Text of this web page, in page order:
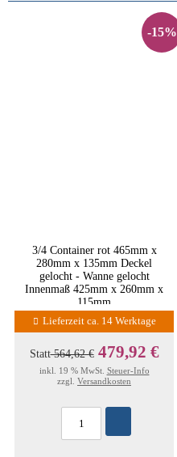
-15%
3/4 Container rot 465mm x
280mm x 135mm Deckel
gelocht - Wanne gelocht
Innenmaß 425mm x 260mm x
115mm
Lieferzeit ca. 14 Werktage
Statt564,62 € 479,92 €
inkl. 19 % MwSt. Steuer-Info
zzgl. Versandkosten